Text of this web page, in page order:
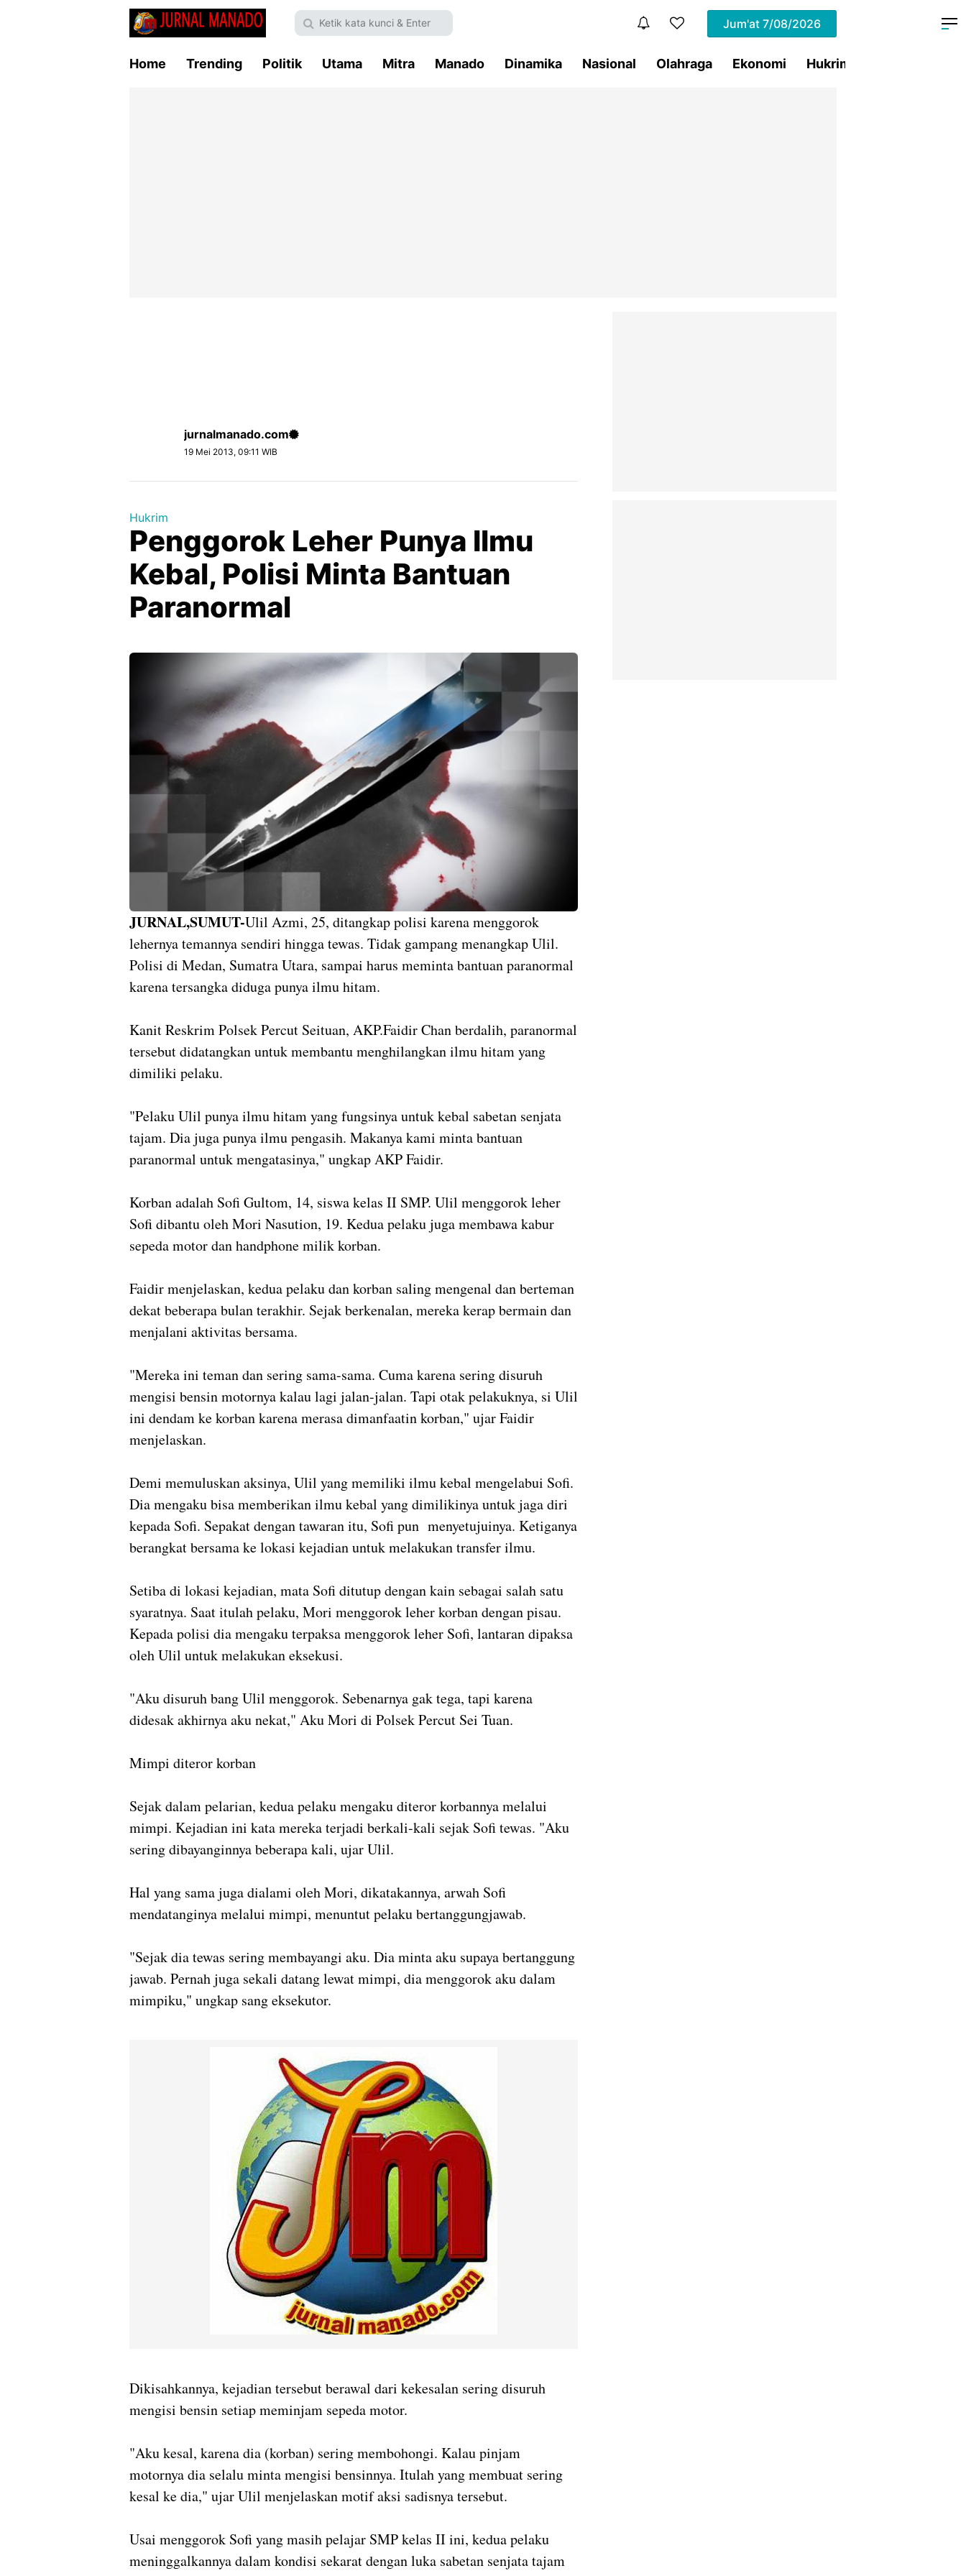
Jum'at 7/08/2026
Home Trending Politik Utama Mitra Manado Dinamika Nasional Olahraga Ekonomi Hukrim
jurnalmanado.com
19 Mei 2013, 09:11 WIB
Hukrim
Penggorok Leher Punya Ilmu
Kebal, Polisi Minta Bantuan
Paranormal
JURNAL,SUMUT-Ulil Azmi, 25, ditangkap polisi karena menggorok
lehernya temannya sendiri hingga tewas. Tidak gampang menangkap Ulil.
Polisi di Medan, Sumatra Utara, sampai harus meminta bantuan paranormal
karena tersangka diduga punya ilmu hitam.
Kanit Reskrim Polsek Percut Seituan, AKP.Faidir Chan berdalih, paranormal
tersebut didatangkan untuk membantu menghilangkan ilmu hitam yang
dimiliki pelaku.
"Pelaku Ulil punya ilmu hitam yang fungsinya untuk kebal sabetan senjata
tajam. Dia juga punya ilmu pengasih. Makanya kami minta bantuan
paranormal untuk mengatasinya," ungkap AKP Faidir.
Korban adalah Sofi Gultom, 14, siswa kelas II SMP. Ulil menggorok leher
Sofi dibantu oleh Mori Nasution, 19. Kedua pelaku juga membawa kabur
sepeda motor dan handphone milik korban.
Faidir menjelaskan, kedua pelaku dan korban saling mengenal dan berteman
dekat beberapa bulan terakhir. Sejak berkenalan, mereka kerap bermain dan
menjalani aktivitas bersama.
"Mereka ini teman dan sering sama-sama. Cuma karena sering disuruh
mengisi bensin motornya kalau lagi jalan-jalan. Tapi otak pelakuknya, si Ulil
ini dendam ke korban karena merasa dimanfaatin korban," ujar Faidir
menjelaskan.
Demi memuluskan aksinya, Ulil yang memiliki ilmu kebal mengelabui Sofi.
Dia mengaku bisa memberikan ilmu kebal yang dimilikinya untuk jaga diri
kepada Sofi. Sepakat dengan tawaran itu, Sofi pun menyetujuinya. Ketiganya
berangkat bersama ke lokasi kejadian untuk melakukan transfer ilmu.
Setiba di lokasi kejadian, mata Sofi ditutup dengan kain sebagai salah satu
syaratnya. Saat itulah pelaku, Mori menggorok leher korban dengan pisau.
Kepada polisi dia mengaku terpaksa menggorok leher Sofi, lantaran dipaksa
oleh Ulil untuk melakukan eksekusi.
"Aku disuruh bang Ulil menggorok. Sebenarnya gak tega, tapi karena
didesak akhirnya aku nekat," Aku Mori di Polsek Percut Sei Tuan.
Mimpi diteror korban
Sejak dalam pelarian, kedua pelaku mengaku diteror korbannya melalui
mimpi. Kejadian ini kata mereka terjadi berkali-kali sejak Sofi tewas. "Aku
sering dibayanginnya beberapa kali, ujar Ulil.
Hal yang sama juga dialami oleh Mori, dikatakannya, arwah Sofi
mendatanginya melalui mimpi, menuntut pelaku bertanggungjawab.
"Sejak dia tewas sering membayangi aku. Dia minta aku supaya bertanggung
jawab. Pernah juga sekali datang lewat mimpi, dia menggorok aku dalam
mimpiku," ungkap sang eksekutor.
Dikisahkannya, kejadian tersebut berawal dari kekesalan sering disuruh
mengisi bensin setiap meminjam sepeda motor.
"Aku kesal, karena dia (korban) sering membohongi. Kalau pinjam
motornya dia selalu minta mengisi bensinnya. Itulah yang membuat sering
kesal ke dia," ujar Ulil menjelaskan motif aksi sadisnya tersebut.
Usai menggorok Sofi yang masih pelajar SMP kelas II ini, kedua pelaku
meninggalkannya dalam kondisi sekarat dengan luka sabetan senjata tajam